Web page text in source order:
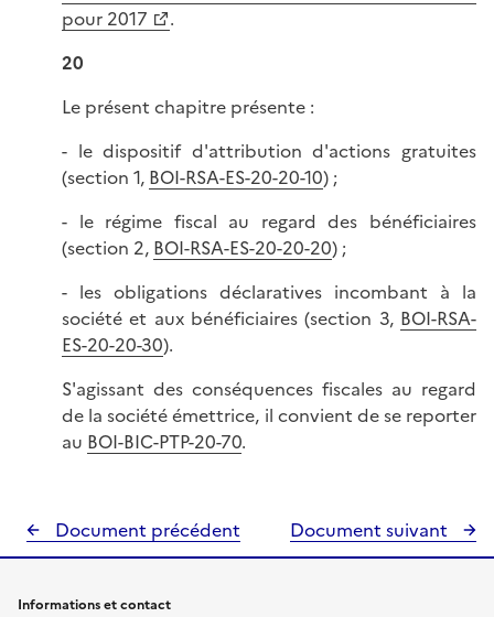
pour 2017
.
20
Le présent chapitre présente :
- le dispositif d'attribution d'actions gratuites
(section 1, BOI-RSA-ES-20-20-10) ;
- le régime fiscal au regard des bénéficiaires
(section 2, BOI-RSA-ES-20-20-20) ;
- les obligations déclaratives incombant à la
société et aux bénéficiaires (section 3, BOI-RSA-
ES-20-20-30).
S'agissant des conséquences fiscales au regard
de la société émettrice, il convient de se reporter
au BOI-BIC-PTP-20-70.
Document précédent Document suivant
Informations et contact